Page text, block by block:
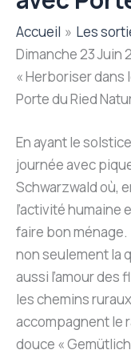
Accueil
Les
Dimanche 23 Juin
« Herboriser dans
Porte du Ried
En ayant le
journée avec
Schwarzwald où,
l’activité humaine
faire bon
non seulement la
aussi l’amour des
les chemins
accompagnent le
douce «